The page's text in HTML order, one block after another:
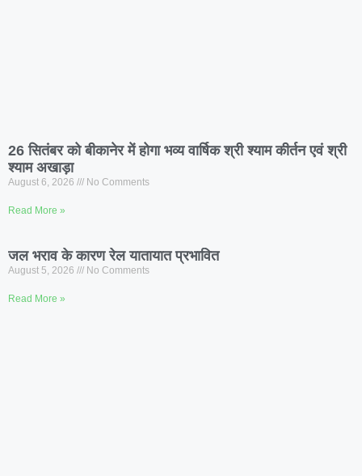
26 सितंबर को बीकानेर में होगा भव्य वार्षिक श्री श्याम कीर्तन एवं श्री
श्याम अखाड़ा
August 6, 2026 No Comments
Read More »
जल भराव के कारण रेल यातायात प्रभावित
August 5, 2026 No Comments
Read More »